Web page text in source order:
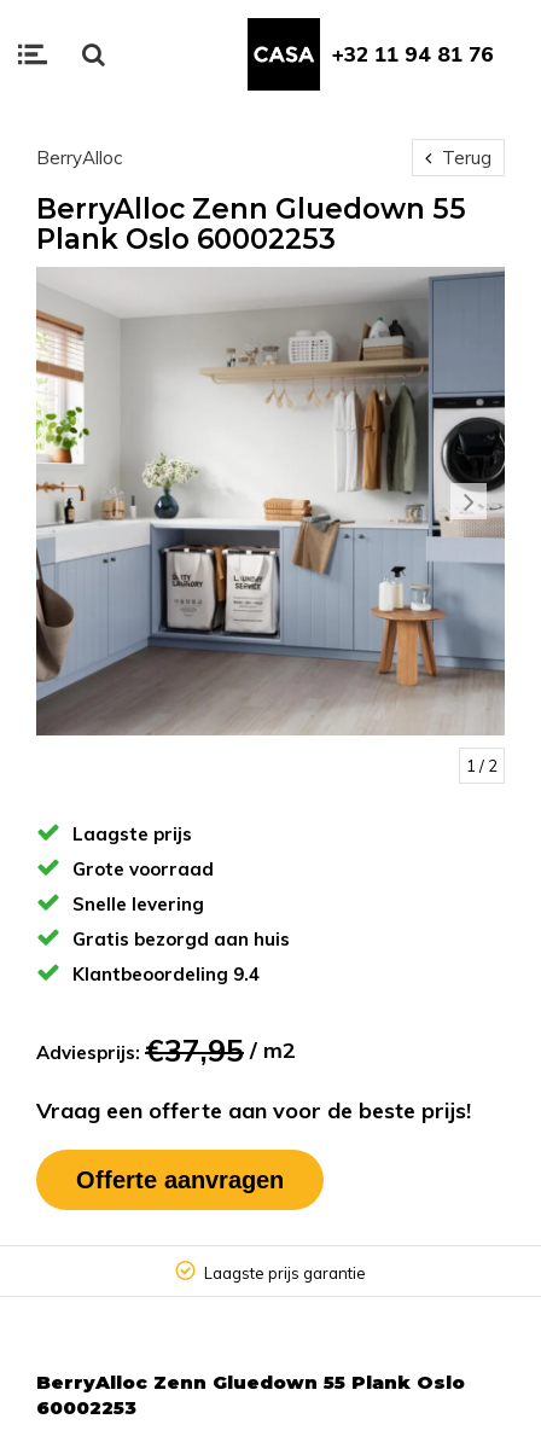
+32 11 94 81 76
BerryAlloc Terug
BerryAlloc Zenn Gluedown 55
Plank Oslo 60002253
1 / 2
Laagste prijs
Grote voorraad
Snelle levering
Gratis bezorgd aan huis
Klantbeoordeling 9.4
Adviesprijs: €37,95 / m2
Vraag een offerte aan voor de beste prijs!
Offerte aanvragen
Laagste prijs garantie
BerryAlloc Zenn Gluedown 55 Plank Oslo
60002253